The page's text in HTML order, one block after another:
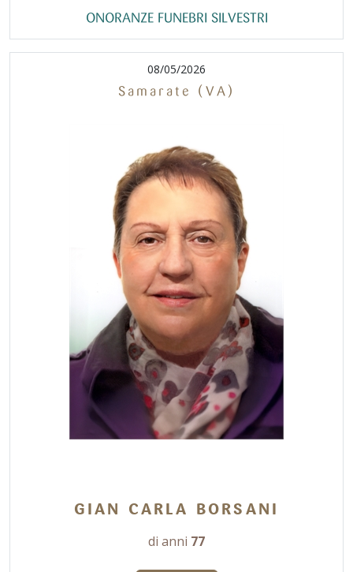
ONORANZE FUNEBRI SILVESTRI
08/05/2026
Samarate (VA)
GIAN CARLA BORSANI
di anni 77